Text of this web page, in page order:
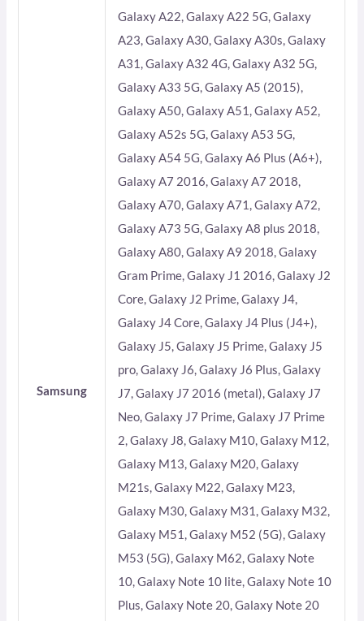
Samsung
Galaxy A22, Galaxy A22 5G, Galaxy
A23, Galaxy A30, Galaxy A30s, Galaxy
A31, Galaxy A32 4G, Galaxy A32 5G,
Galaxy A33 5G, Galaxy A5 (2015),
Galaxy A50, Galaxy A51, Galaxy A52,
Galaxy A52s 5G, Galaxy A53 5G,
Galaxy A54 5G, Galaxy A6 Plus (A6+),
Galaxy A7 2016, Galaxy A7 2018,
Galaxy A70, Galaxy A71, Galaxy A72,
Galaxy A73 5G, Galaxy A8 plus 2018,
Galaxy A80, Galaxy A9 2018, Galaxy
Gram Prime, Galaxy J1 2016, Galaxy J2
Core, Galaxy J2 Prime, Galaxy J4,
Galaxy J4 Core, Galaxy J4 Plus (J4+),
Galaxy J5, Galaxy J5 Prime, Galaxy J5
pro, Galaxy J6, Galaxy J6 Plus, Galaxy
J7, Galaxy J7 2016 (metal), Galaxy J7
Neo, Galaxy J7 Prime, Galaxy J7 Prime
2, Galaxy J8, Galaxy M10, Galaxy M12,
Galaxy M13, Galaxy M20, Galaxy
M21s, Galaxy M22, Galaxy M23,
Galaxy M30, Galaxy M31, Galaxy M32,
Galaxy M51, Galaxy M52 (5G), Galaxy
M53 (5G), Galaxy M62, Galaxy Note
10, Galaxy Note 10 lite, Galaxy Note 10
Plus, Galaxy Note 20, Galaxy Note 20